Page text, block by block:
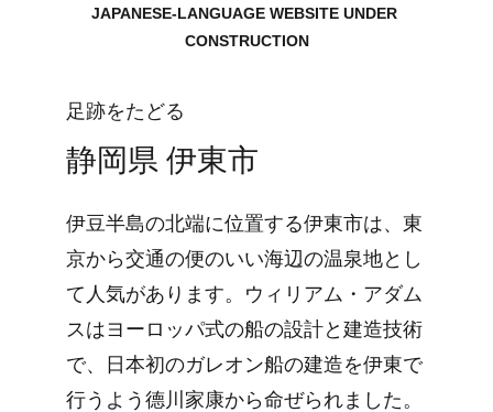
JAPANESE-LANGUAGE WEBSITE UNDER
CONSTRUCTION
足跡をたどる
静岡県 伊東市
伊豆半島の北端に位置する伊東市は、東
京から交通の便のいい海辺の温泉地とし
て人気があります。ウィリアム・アダム
スはヨーロッパ式の船の設計と建造技術
で、日本初のガレオン船の建造を伊東で
行うよう德川家康から命ぜられました。